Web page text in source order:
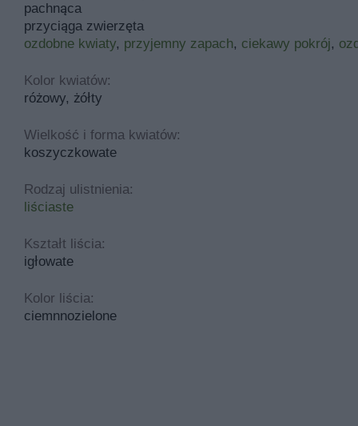
pachnąca
przyciąga zwierzęta
ozdobne kwiaty, przyjemny zapach, ciekawy pokrój,
Kolor kwiatów:
różowy, żółty
Wielkość i forma kwiatów:
koszyczkowate
Rodzaj ulistnienia:
liściaste
Kształt liścia:
igłowate
Kolor liścia:
ciemnnozielone